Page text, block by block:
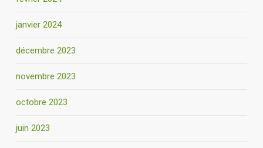
janvier 2024
décembre 2023
novembre 2023
octobre 2023
juin 2023